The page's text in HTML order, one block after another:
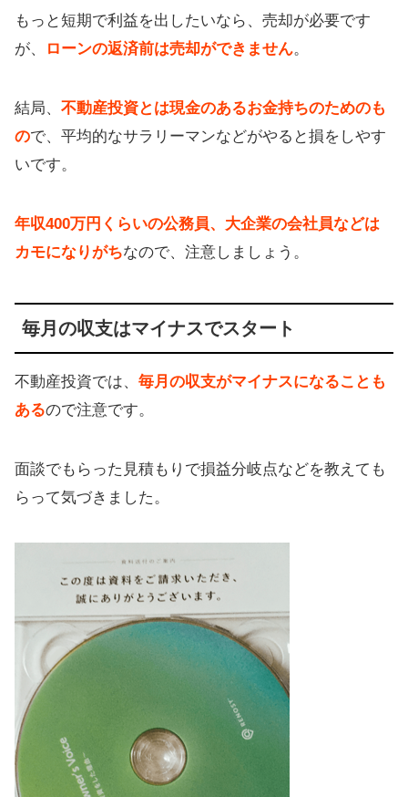
もっと短期で利益を出したいなら、売却が必要です
が、
ローンの返済前は売却ができません。
結局、 不動産投資とは現金のあるお金持ちのためのも
ので、平均的なサラリーマンなどがやると損をしやす
いです。
年収400万円くらいの公務員、大企業の会社員などは
カモになりがちなので、注意しましょう。
毎月の収支はマイナスでスタート
不動産投資では、 毎月の収支がマイナスになることも
あるので注意です。
面談でもらった見積もりで損益分岐点などを教えても
らって気づきました。